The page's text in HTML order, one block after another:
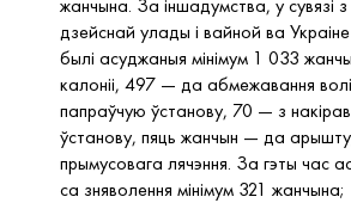
жанчына. За іншадумства, у сувязі
дзейснай улады і вайной ва
былі асуджаныя мінімум 1 033
калоніі, 497 — да абмежавання
папраўчую ўстанову, 70 — з
ўстанову, пяць жанчын — да
прымусовага лячэння. За гэты час
са зняволення мінімум 321 жанчына;